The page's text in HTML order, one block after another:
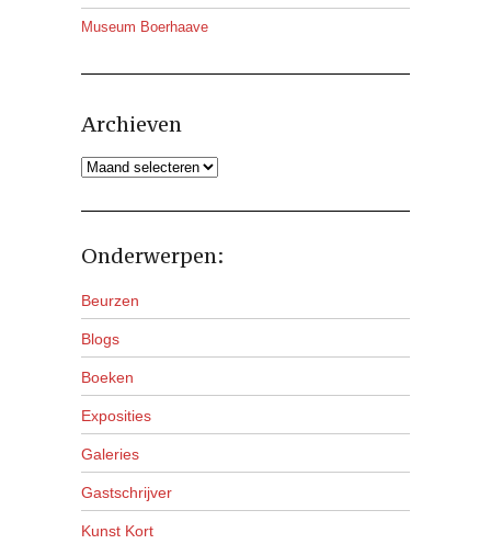
Museum Boerhaave
Archieven
Archieven
Onderwerpen:
Beurzen
Blogs
Boeken
Exposities
Galeries
Gastschrijver
Kunst Kort